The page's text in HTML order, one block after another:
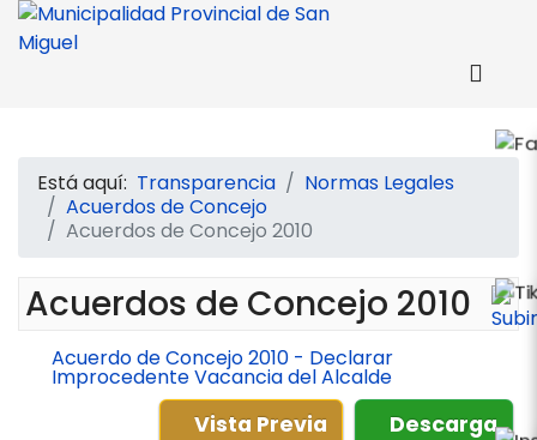
Está aquí: Transparencia
Normas Legales
Acuerdos de Concejo
Acuerdos de Concejo 2010
Acuerdos de Concejo 2010
Acuerdo de Concejo 2010 - Declarar
Improcedente Vacancia del Alcalde
Descarga
Vista Previa